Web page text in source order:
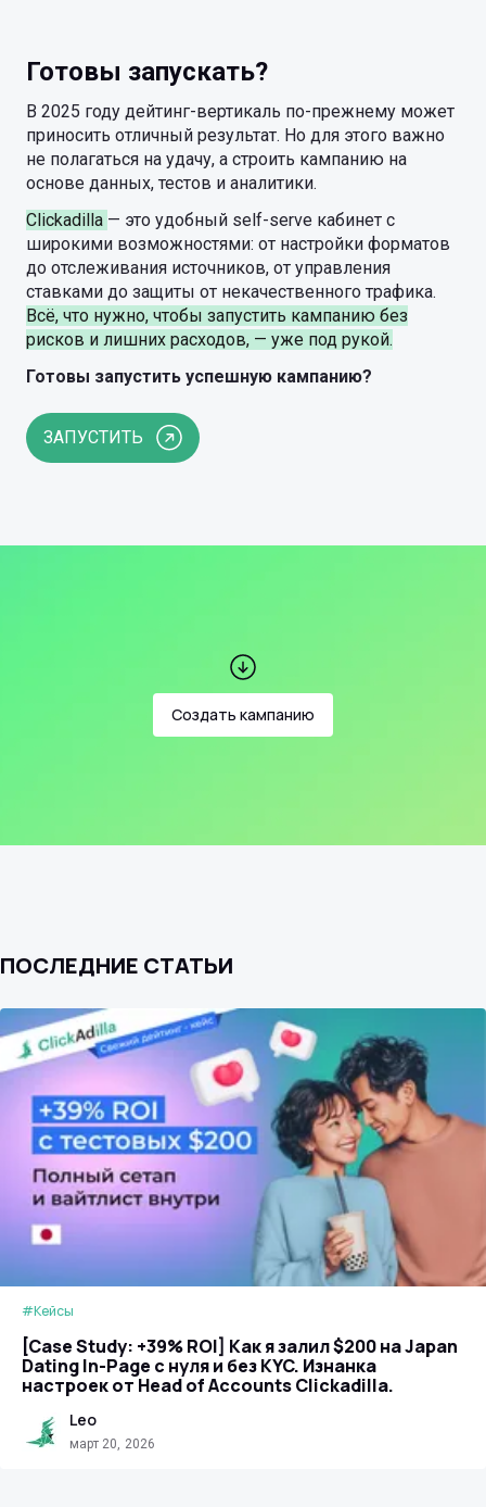
Готовы запускать?
В 2025 году дейтинг-вертикаль по-прежнему может
приносить отличный результат. Но для этого важно
не полагаться на удачу, а строить кампанию на
основе данных, тестов и аналитики.
Clickadilla — это удобный self-serve кабинет с
широкими возможностями: от настройки форматов
до отслеживания источников, от управления
ставками до защиты от некачественного трафика.
Всё, что нужно, чтобы запустить кампанию без
рисков и лишних расходов, — уже под рукой.
Готовы запустить успешную кампанию?
ЗАПУСТИТЬ
Создать кампанию
ПОСЛЕДНИЕ СТАТЬИ
#Кейсы
[Case Study: +39% ROI] Как я залил $200 на Japan
Dating In-Page с нуля и без KYC. Изнанка
настроек от Head of Accounts Clickadilla.
Leo
март 20, 2026